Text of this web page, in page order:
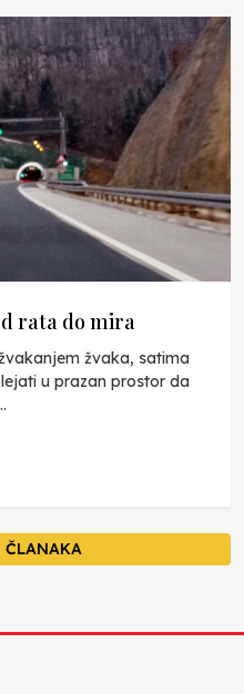
rata do mira
žvaka, satima
u prazan prostor da